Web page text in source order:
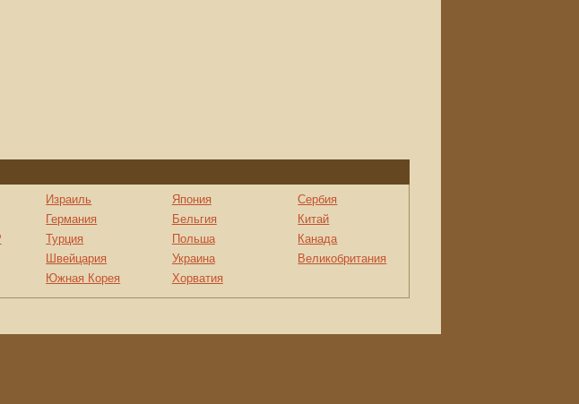
Израиль
Германия
Турция
Швейцария
Южная Корея
Япония
Бельгия
Польша
Украина
Хорватия
Сербия
Китай
Канада
Великобритания